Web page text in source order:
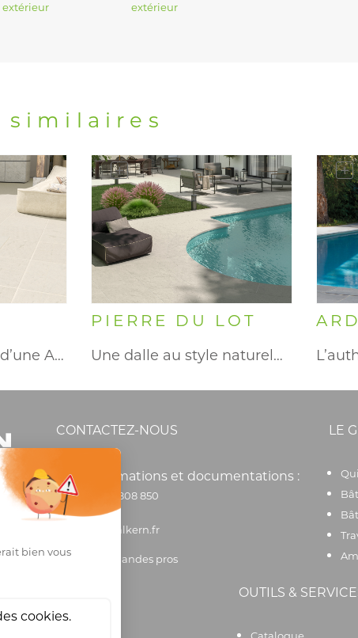
extérieur
extérieur
similaires
Inspirés des dalles d’une Abbaye…
PIERRE DU LOT
Une dalle au style naturel…
CONTACTEZ-NOUS
Informations et documentations :
0 806 808 850
info@alkern.fr
Commandes pros
LE
OUTILS &
Catalogue